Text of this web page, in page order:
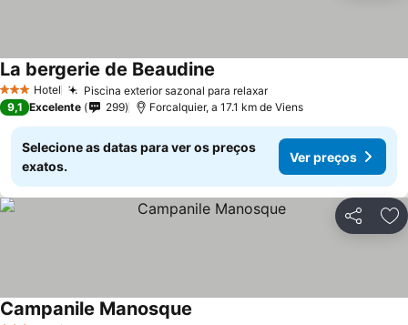
3 EstrelasHotel Piscina exterior sazonal para relaxar
La bergerie de Beaudine
9,1 Excelente 299 Forcalquier, a 17.1 km de Viens
Selecione as datas para ver os preços
exatos.
Ver preços
Partilhar
Campanile Manosque